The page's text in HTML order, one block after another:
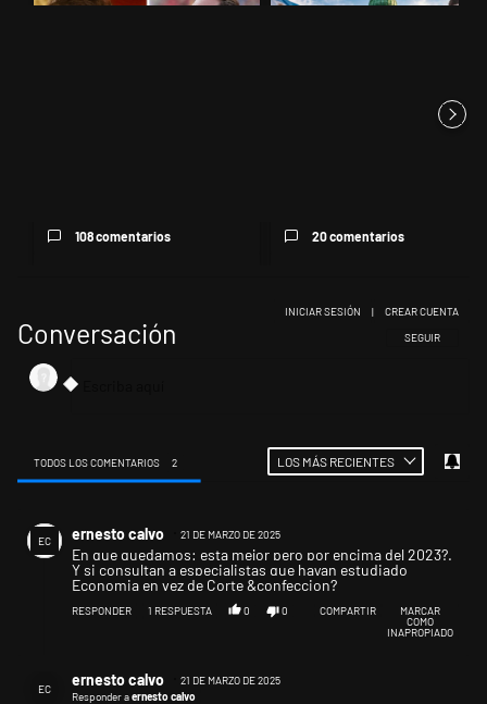
108 comentarios 20 comentarios
Conversación SIGA ESTA
SEGUIR
INICIAR SESIÓN | CREAR CUENTA
TODOS LOS COMENTARIOS 2 LOS MÁS RECIENTES
EC ernesto calvo 21 DE MARZO DE 2025
En que quedamos: esta mejor pero por encima del 2023?.
Y si consultan a especialistas que hayan estudiado
Economia en vez de Corte &confeccion?
RESPONDER 1 RESPUESTA 0 0 COMPARTIR
MARCAR
COMO
INAPROPIADO
EC
ernesto calvo
21 DE MARZO DE 2025
Responder aernesto calvo